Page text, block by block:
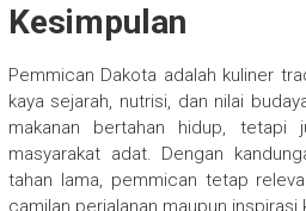
Kesimpulan
Pemmican Dakota adalah kuliner
kaya sejarah, nutrisi, dan nilai
makanan bertahan hidup, tetapi
masyarakat adat. Dengan
tahan lama, pemmican tetap
camilan perjalanan maupun inspirasi